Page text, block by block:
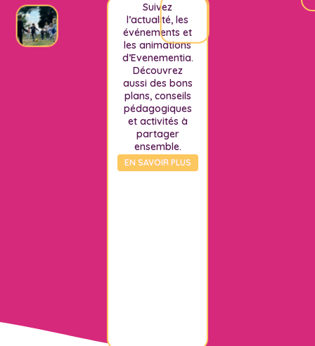
Suivez
l’actualité, les
événements et
les animations
d’Evenementia.
Découvrez
aussi des bons
plans, conseils
pédagogiques
et activités à
partager
ensemble.
EN SAVOIR PLUS